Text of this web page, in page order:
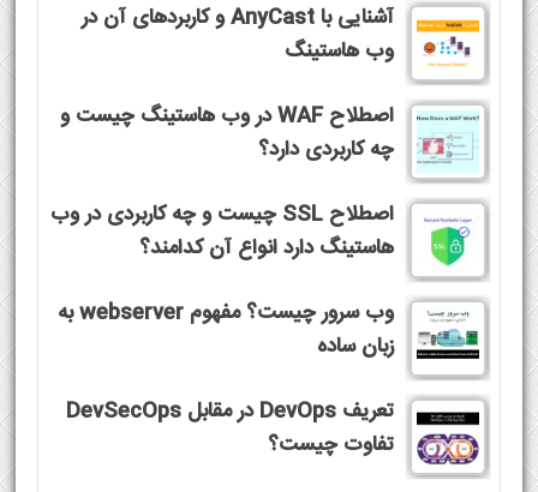
آشنایی با AnyCast و کاربردهای آن در
وب هاستینگ
اصطلاح WAF در وب هاستینگ چیست و
چه کاربردی دارد؟
اصطلاح SSL چیست و چه کاربردی در وب
هاستینگ دارد انواع آن کدامند؟
وب سرور چیست؟ مفهوم webserver به
زبان ساده
تعریف DevOps در مقابل DevSecOps
تفاوت چیست؟